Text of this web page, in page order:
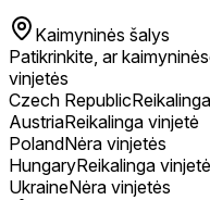
Kaimyninės šalys
Patikrinkite, ar
vinjetės
Czech Republic
AustriaReikalinga vinjetė
PolandNėra vinjetės
HungaryReikalinga vinjetė
UkraineNėra vinjetės